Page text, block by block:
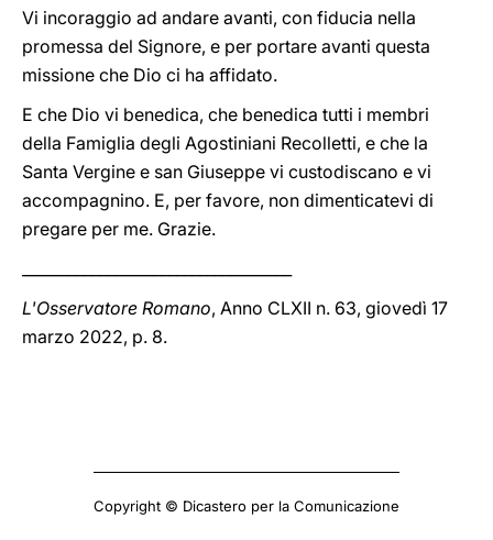
Vi incoraggio ad andare avanti, con fiducia nella
promessa del Signore, e per portare avanti questa
missione che Dio ci ha affidato.
E che Dio vi benedica, che benedica tutti i membri
della Famiglia degli Agostiniani Recolletti, e che la
Santa Vergine e san Giuseppe vi custodiscano e vi
accompagnino. E, per favore, non dimenticatevi di
pregare per me. Grazie.
L'Osservatore Romano, Anno CLXII n. 63, giovedì 17
marzo 2022, p. 8.
Copyright © Dicastero per la Comunicazione